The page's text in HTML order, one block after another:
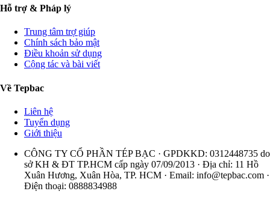
Hỗ trợ & Pháp lý
Trung tâm trợ giúp
Chính sách bảo mật
Điều khoản sử dụng
Cộng tác và bài viết
Về Tepbac
Liên hệ
Tuyển dụng
Giới thiệu
CÔNG TY CỔ PHẦN TÉP BẠC · GPDKKD: 0312448735 do
sở KH & ĐT TP.HCM cấp ngày 07/09/2013 · Địa chỉ: 11 Hồ
Xuân Hương, Xuân Hòa, TP. HCM · Email: info@tepbac.com ·
Điện thoại: 0888834988